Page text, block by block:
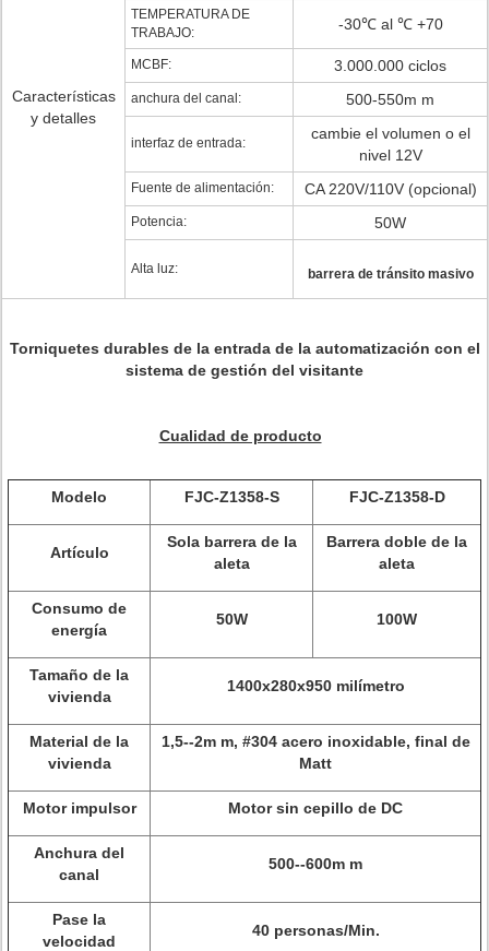
Características
y detalles
TEMPERATURA DE
TRABAJO:
-30℃ al ℃ +70
MCBF: 3.000.000 ciclos
anchura del canal: 500-550m m
interfaz de entrada:
cambie el volumen o el
nivel 12V
Fuente de alimentación: CA 220V/110V (opcional)
Potencia: 50W
Alta luz: barrera de tránsito masivo
Torniquetes durables de la entrada de la automatización con el
sistema de gestión del visitante
Cualidad de producto
Modelo FJC-Z1358-S FJC-Z1358-D
Artículo
Sola barrera de la
aleta
Barrera doble de la
aleta
Consumo de
energía
50W 100W
Tamaño de la
vivienda
1400x280x950 milímetro
Material de la
vivienda
1,5--2m m, #304 acero inoxidable, final de
Matt
Motor impulsor Motor sin cepillo de DC
Anchura del
canal
500--600m m
Pase la
velocidad
40 personas/Min.